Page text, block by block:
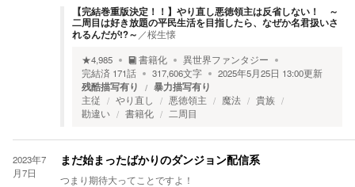
【完結巻重版決定！！】やり直し悪徳領主は反省しない！ ～
二周目は好き放題の平民生活を目指したら、なぜか名君扱いさ
れるんだが!?～ ／桜生懐
★4,985 書籍化
異世界ファンタジー
完結済 171話 317,606文字 2025年5月25日 13:00更新
残酷描写有り 暴力描写有り
主従 やり直し 悪徳領主 魔法
貴族
勘違い
書籍化 二周目
2023年7
月7日
まだ始まったばかりのダンジョン配信系
つまり期待大ってことですよ！